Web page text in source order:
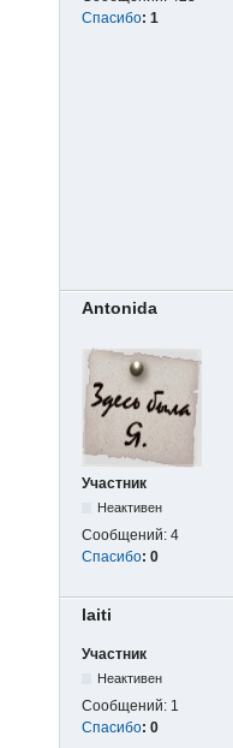
Спасибо: 1
Antonida
Участник
Неактивен
Сообщений: 4
Спасибо: 0
laiti
Участник
Неактивен
Сообщений: 1
Спасибо: 0